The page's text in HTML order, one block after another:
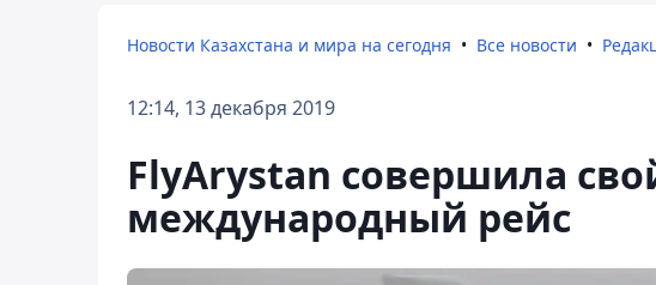
Новости Казахстана и мира на сегодня Все новости
12:14, 13 декабря 2019
FlyArystan совершила
международный рейс